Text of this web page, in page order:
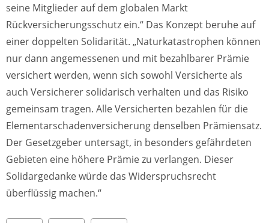
seine Mitglieder auf dem globalen Markt
Rückversicherungsschutz ein.“ Das Konzept beruhe auf
einer doppelten Solidarität. „Naturkatastrophen können
nur dann angemessenen und mit bezahlbarer Prämie
versichert werden, wenn sich sowohl Versicherte als
auch Versicherer solidarisch verhalten und das Risiko
gemeinsam tragen. Alle Versicherten bezahlen für die
Elementarschadenversicherung denselben Prämiensatz.
Der Gesetzgeber untersagt, in besonders gefährdeten
Gebieten eine höhere Prämie zu verlangen. Dieser
Solidargedanke würde das Widerspruchsrecht
überflüssig machen.“